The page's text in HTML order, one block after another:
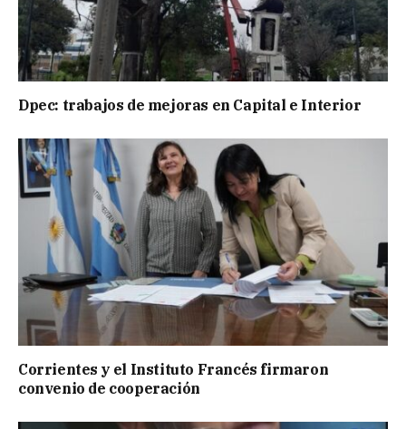
Dpec: trabajos de mejoras en Capital e Interior
Corrientes y el Instituto Francés firmaron
convenio de cooperación